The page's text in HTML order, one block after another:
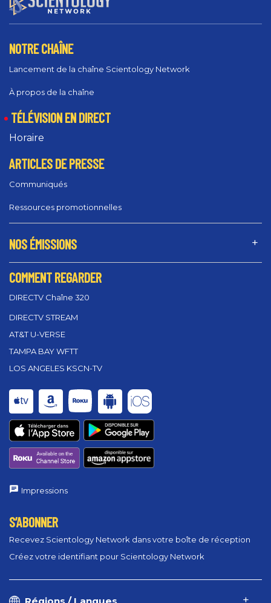
NOTRE CHAÎNE
Lancement de la chaîne Scientology Network
À propos de la chaîne
TÉLÉVISION EN DIRECT
Horaire
ARTICLES DE PRESSE
Communiqués
Ressources promotionnelles
NOS ÉMISSIONS
COMMENT REGARDER
DIRECTV Chaîne 320
DIRECTV STREAM
AT&T U-VERSE
TAMPA BAY WFTT
LOS ANGELES KSCN-TV
Impressions
S’ABONNER
Recevez Scientology Network dans votre boîte de réception
Créez votre identifiant pour Scientology Network
Régions / Langues